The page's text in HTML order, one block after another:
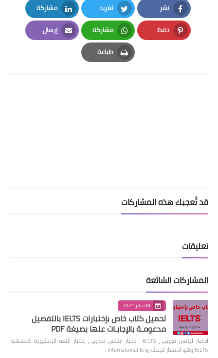
نشر
Facebook
تغريد
Twitter
مشاركة
LinkedIn
حفظ
Pinterest
مشاركة
Whatsapp
إرسال
Email
طباعة
Print
قد تُعجبك هذه المشاركات
تعليقات
المشاركات الشائعة
08 يناير 2021
تحميل كتاب خاص بإختبارات IELTS بالتفصيل
مدعومـة بالإجابـات عنها بصيغة PDF
اختبار ايلتس تجريبي IELTS اختبار ايلتس تجريبي إختبار اللغة الإنجليزية المشهور
IELTS وهو اختصار لجملة International Eng…